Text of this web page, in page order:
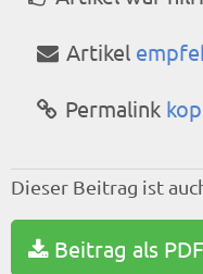
Artikel
Permalink
Dieser Beitrag ist
Beitrag als